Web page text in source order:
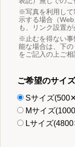
※写真を利用して
示する場合（
も、リンク設置が
※止むを得ない事
能な場合は、下
をご記入の上ご相
ご希望のサイズ
Sサイズ
Mサイズ
Lサイズ